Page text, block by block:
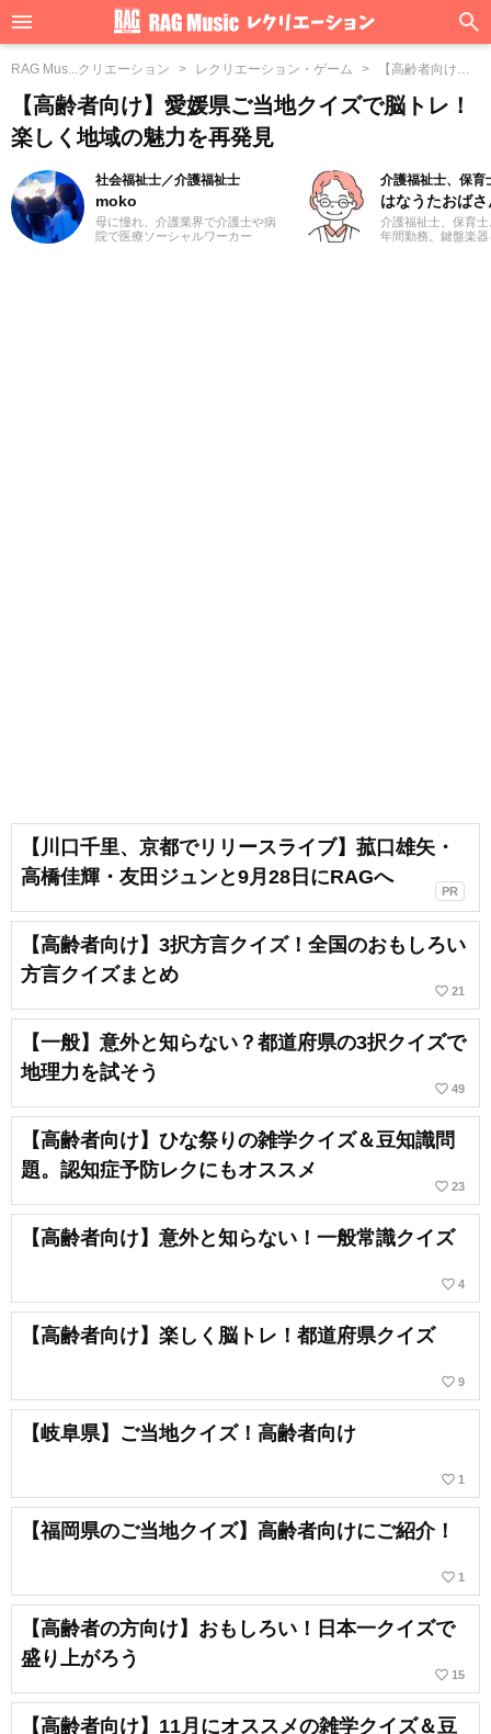
RAG Mus...クリエーション レクリエーション・ゲーム
【高齢者向け】...
の魅力を再発見
【高齢者向け】愛媛県ご当地クイズで脳トレ！
楽しく地域の魅力を再発見
社会福祉士／介護福祉士
moko
母に憧れ、介護業界で介護士や病
院で医療ソーシャルワーカー
介護福祉士、保育
はなうたおばさ
介護福祉士、保育
年間勤務。鍵盤楽
【川口千里、京都でリリースライブ】菰口雄矢・
高橋佳輝・友田ジュンと9月28日にRAGへ
PR
【高齢者向け】3択方言クイズ！全国のおもしろい
方言クイズまとめ
favorite_border 21
【一般】意外と知らない？都道府県の3択クイズで
地理力を試そう
favorite_border 49
【高齢者向け】ひな祭りの雑学クイズ＆豆知識問
題。認知症予防レクにもオススメ
favorite_border 23
【高齢者向け】意外と知らない！一般常識クイズ
favorite_border 4
【高齢者向け】楽しく脳トレ！都道府県クイズ
favorite_border 9
【岐阜県】ご当地クイズ！高齢者向け
favorite_border 1
【福岡県のご当地クイズ】高齢者向けにご紹介！
favorite_border 1
【高齢者の方向け】おもしろい！日本一クイズで
盛り上がろう
favorite_border 15
【高齢者向け】11月にオススメの雑学クイズ＆豆